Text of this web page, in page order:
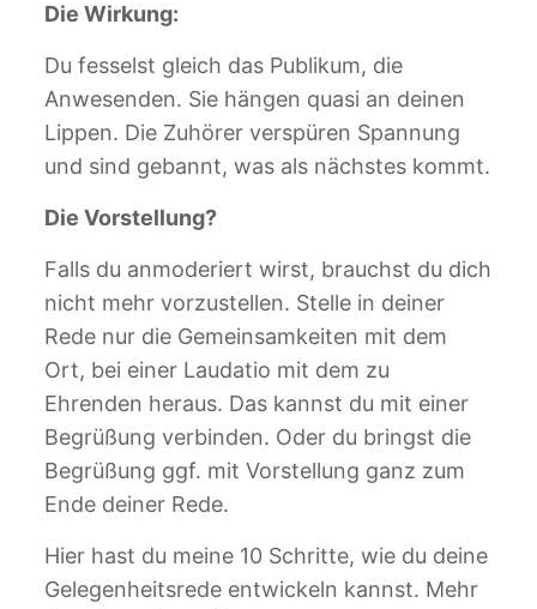
Die Wirkung:
Du fesselst gleich das Publikum, die
Anwesenden. Sie hängen quasi an deinen
Lippen. Die Zuhörer verspüren Spannung
und sind gebannt, was als nächstes kommt.
Die Vorstellung?
Falls du anmoderiert wirst, brauchst du dich
nicht mehr vorzustellen. Stelle in deiner
Rede nur die Gemeinsamkeiten mit dem
Ort, bei einer Laudatio mit dem zu
Ehrenden heraus. Das kannst du mit einer
Begrüßung verbinden. Oder du bringst die
Begrüßung ggf. mit Vorstellung ganz zum
Ende deiner Rede.
Hier hast du meine 10 Schritte, wie du deine
Gelegenheitsrede entwickeln kannst. Mehr